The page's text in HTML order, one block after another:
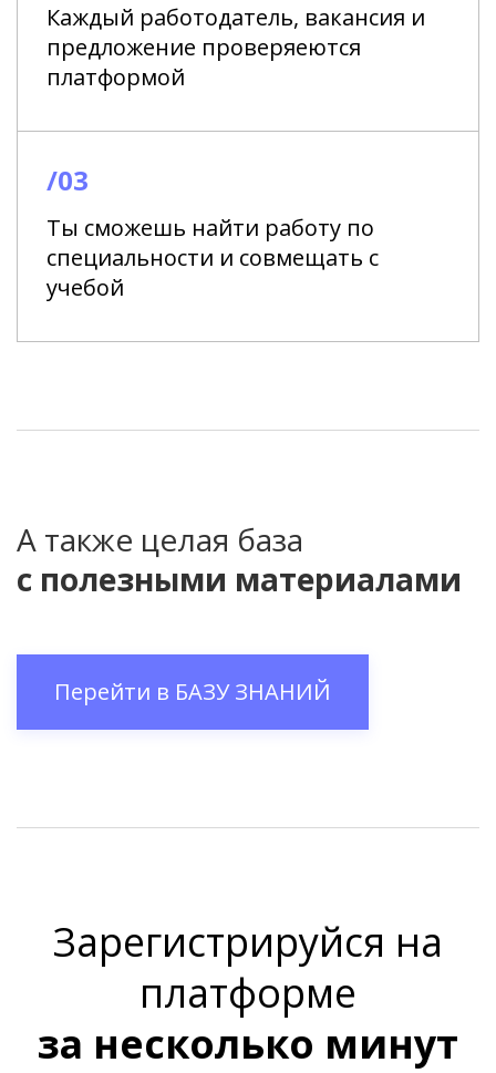
Каждый работодатель, вакансия и
предложение проверяеются
платформой
/03
Ты сможешь найти работу по
специальности и совмещать с
учебой
А также целая база
с полезными материалами
Перейти в БАЗУ ЗНАНИЙ
Зарегистрируйся на
платформе
за несколько минут